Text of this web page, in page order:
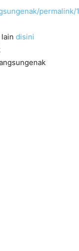
permalink/
disini